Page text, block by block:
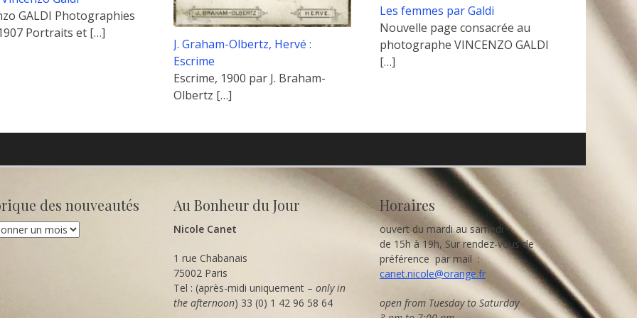
GALDI Photographies
Portraits et […]
J. Graham-Olbertz, Hervé :
Escrime
Escrime, 1900 par J. Braham-
Olbertz […]
Les femmes par Galdi
Nouvelle page consacrée au
photographe VINCENZO GALDI
[…]
des nouveautés Au Bonheur du Jour
Nicole Canet
1 rue Chabanais
75002 Paris
Tel : (après-midi uniquement – only in
the afternoon) 33 (0) 1 42 96 58 64
Horaires
ouvert du mardi au samedi
de 15h à 19h, Sur rendez-vous de
préférence par mail :
canet.nicole@orange.fr
open from Tuesday to Saturday